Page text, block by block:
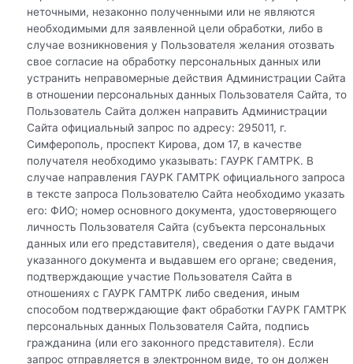
неточными, незаконно полученными или не являются
необходимыми для заявленной цели обработки, либо в
случае возникновения у Пользователя желания отозвать
свое согласие на обработку персональных данных или
устранить неправомерные действия Администрации Сайта
в отношении персональных данных Пользователя Сайта, то
Пользователь Сайта должен направить Администрации
Сайта официальный запрос по адресу: 295011, г.
Симферополь, проспект Кирова, дом 17, в качестве
получателя необходимо указывать: ГАУРК ГАМТРК. В
случае направления ГАУРК ГАМТРК официального запроса
в тексте запроса Пользователю Сайта необходимо указать
его: ФИО; номер основного документа, удостоверяющего
личность Пользователя Сайта (субъекта персональных
данных или его представителя), сведения о дате выдачи
указанного документа и выдавшем его органе; сведения,
подтверждающие участие Пользователя Сайта в
отношениях с ГАУРК ГАМТРК либо сведения, иным
способом подтверждающие факт обработки ГАУРК ГАМТРК
персональных данных Пользователя Сайта, подпись
гражданина (или его законного представителя). Если
запрос отправляется в электронном виде, то он должен